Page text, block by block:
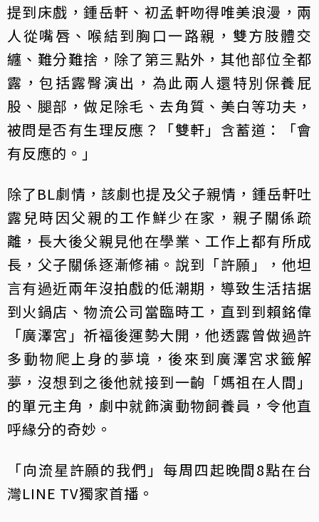
提到床戲，鍾岳軒、初孟軒吻得唯美浪漫，兩
人從嘴唇、喉結到胸口一路親，雙方肢體交
纏、難分難捨，除了第三點外，其他部位全都
露，包括露臀演出，為此兩人還特別保養屁
股、腿部，做足除毛、去角質、美白等功夫，
被問是否有生理反應？「雙軒」含蓄道：「會
有反應的。」
除了BL劇情，該劇也提及父子親情，鍾岳軒吐
露兒時因父親的工作鮮少在家，親子關係疏
離，長大後父親見他在學業、工作上都有所成
長，父子關係逐漸修補。說到「許願」，他坦
言有過近兩年沒拍戲的低潮期，導致生活拮据
到火鍋店、物流公司當臨時工，直到到賴銘偉
「廣澤宮」祈福後運勢大開，他透露曾做過許
多動物爬上身的夢境，後來到廣澤宮求籤解
夢，沒想到之後他就接到一齣「媽祖在人間」
的單元主角，劇中就飾演動物飼養員，令他直
呼緣分的奇妙。
「向流星許願的我們」每周四起晚間8點在台
灣LINE TV獨家首播。